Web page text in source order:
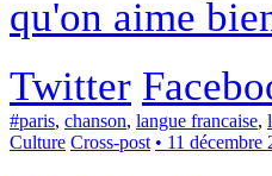
qu'on aime
Twitter
#paris, chanson, langue francaise,
Culture Cross-post • 11 décembre